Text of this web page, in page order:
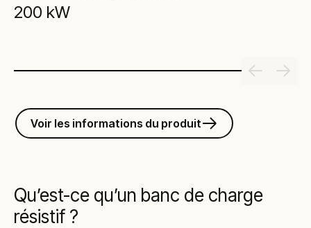
200 kW
Voir les informations du produit
Qu’est-ce qu’un banc de charge
résistif ?